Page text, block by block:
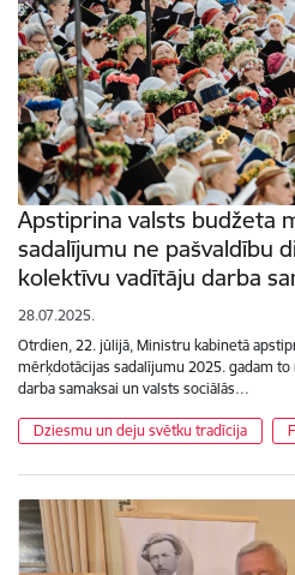
Apstiprina valsts budžeta
sadalījumu ne pašvaldību
kolektīvu vadītāju darba
28.07.2025.
Otrdien, 22. jūlijā, Ministru kabinetā
mērķdotācijas sadalījumu 2025. gadam
darba samaksai un valsts sociālās…
Dziesmu un deju svētku tradīcija